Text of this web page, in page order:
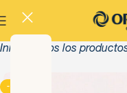
Inicio Todos los
-13%